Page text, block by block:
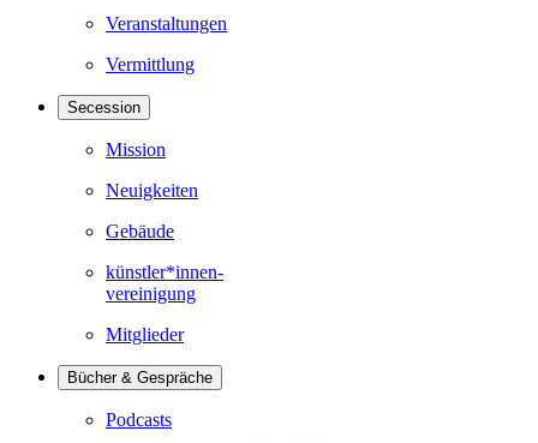
Veranstaltungen
Vermittlung
Secession
Mission
Neuigkeiten
Gebäude
künstler*innen-
vereinigung
Mitglieder
Bücher & Gespräche
Podcasts